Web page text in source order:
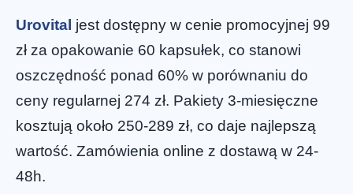
Urovital jest dostępny w cenie promocyjnej 99
zł za opakowanie 60 kapsułek, co stanowi
oszczędność ponad 60% w porównaniu do
ceny regularnej 274 zł. Pakiety 3-miesięczne
kosztują około 250-289 zł, co daje najlepszą
wartość. Zamówienia online z dostawą w 24-
48h.